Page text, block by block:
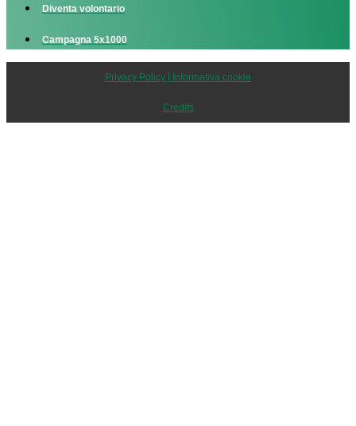
Diventa volontario
Campagna 5x1000
Privacy Policy | Informativa cookie
Credits